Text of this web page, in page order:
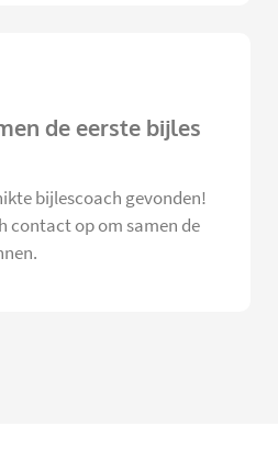
de eerste bijles
bijlescoach gevonden!
contact op om samen de